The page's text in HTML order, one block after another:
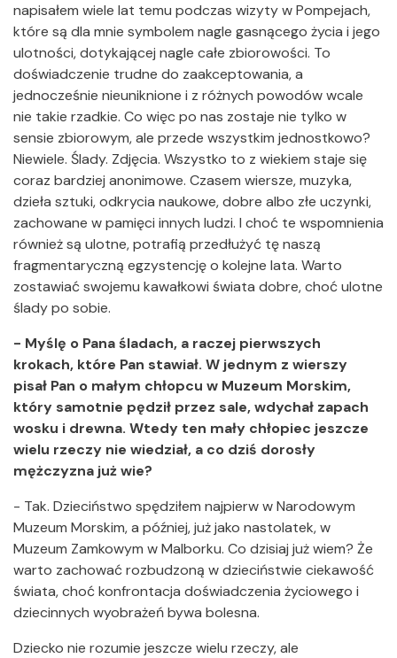
napisałem wiele lat temu podczas wizyty w Pompejach,
które są dla mnie symbolem nagle gasnącego życia i jego
ulotności, dotykającej nagle całe zbiorowości. To
doświadczenie trudne do zaakceptowania, a
jednocześnie nieuniknione i z różnych powodów wcale
nie takie rzadkie. Co więc po nas zostaje nie tylko w
sensie zbiorowym, ale przede wszystkim jednostkowo?
Niewiele. Ślady. Zdjęcia. Wszystko to z wiekiem staje się
coraz bardziej anonimowe. Czasem wiersze, muzyka,
dzieła sztuki, odkrycia naukowe, dobre albo złe uczynki,
zachowane w pamięci innych ludzi. I choć te wspomnienia
również są ulotne, potrafią przedłużyć tę naszą
fragmentaryczną egzystencję o kolejne lata. Warto
zostawiać swojemu kawałkowi świata dobre, choć ulotne
ślady po sobie.
- Myślę o Pana śladach, a raczej pierwszych
krokach, które Pan stawiał. W jednym z wierszy
pisał Pan o małym chłopcu w Muzeum Morskim,
który samotnie pędził przez sale, wdychał zapach
wosku i drewna. Wtedy ten mały chłopiec jeszcze
wielu rzeczy nie wiedział, a co dziś dorosły
mężczyzna już wie?
- Tak. Dzieciństwo spędziłem najpierw w Narodowym
Muzeum Morskim, a później, już jako nastolatek, w
Muzeum Zamkowym w Malborku. Co dzisiaj już wiem? Że
warto zachować rozbudzoną w dzieciństwie ciekawość
świata, choć konfrontacja doświadczenia życiowego i
dziecinnych wyobrażeń bywa bolesna.
Dziecko nie rozumie jeszcze wielu rzeczy, ale